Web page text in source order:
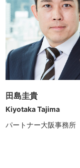
田島圭貴
Kiyotaka Tajima
パートナー大阪事務所